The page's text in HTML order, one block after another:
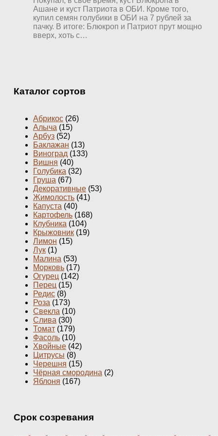
Ашане и куст Патриота в ОБИ. Кроме того,
купил семян голубики в ОБИ на 7 рублей за
пачку. В итоге: Блюкроп и Патриот прут мощно
вверх, хоть с…
Каталог сортов
Абрикос (26)
Алыча (15)
Арбуз (52)
Баклажан (13)
Виноград (133)
Вишня (40)
Голубика (32)
Груша (67)
Декоративные (53)
Жимолость (41)
Капуста (40)
Картофель (168)
Клубника (104)
Крыжовник (19)
Лимон (15)
Лук (1)
Малина (53)
Морковь (17)
Огурец (142)
Перец (15)
Редис (8)
Роза (173)
Свекла (10)
Слива (30)
Томат (179)
Фасоль (10)
Хвойные (42)
Цитрусы (8)
Черешня (15)
Чёрная смородина (2)
Яблоня (167)
Срок созревания